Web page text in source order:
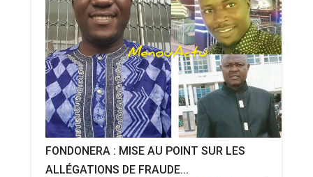
FONDONERA : MISE AU POINT SUR LES
ALLÉGATIONS DE FRAUDE...